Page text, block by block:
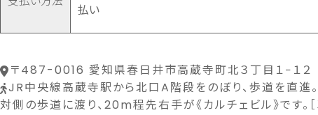
払い
〒487-0016 愛知県春日井市高蔵寺町北３丁目１−１２
JR中央線高蔵寺駅から北口A階段をのぼり、歩道を直進
対側の歩道に渡り、20m程先右手が《カルチェビル》です。